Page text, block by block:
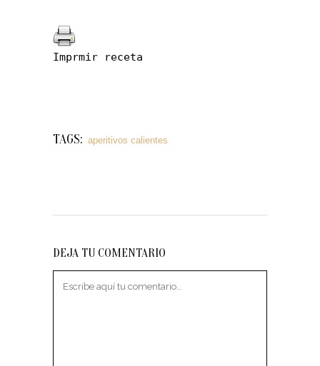
Imprmir receta
TAGS: aperitivos calientes
DEJA TU COMENTARIO